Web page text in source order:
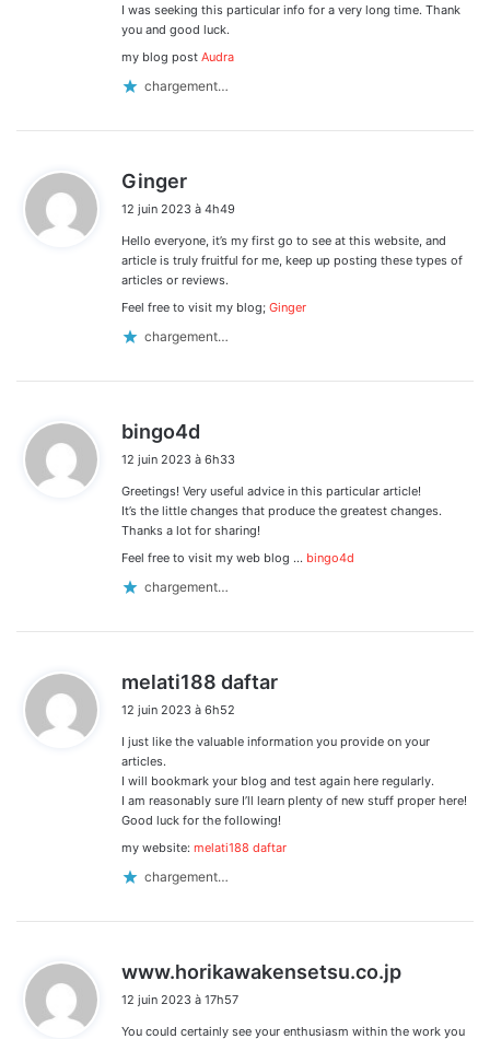
I was seeking this particular info for a very long time. Thank
you and good luck.
my blog post Audra
chargement…
Ginger
t
:
12 juin 2023 à 4h49
Hello everyone, it’s my first go to see at this website, and
article is truly fruitful for me, keep up posting these types of
articles or reviews.
Feel free to visit my blog; Ginger
chargement…
bingo4d
t
:
12 juin 2023 à 6h33
Greetings! Very useful advice in this particular article!
It’s the little changes that produce the greatest changes.
Thanks a lot for sharing!
Feel free to visit my web blog … bingo4d
chargement…
melati188 daftar
12 juin 2023 à 6h52
I just like the valuable information you provide on your
articles.
I will bookmark your blog and test again here regularly.
I am reasonably sure I’ll learn plenty of new stuff proper here!
Good luck for the following!
my website: melati188 daftar
chargement…
www.horikawakensetsu.co.jp
12 juin 2023 à 17h57
You could certainly see your enthusiasm within the work you